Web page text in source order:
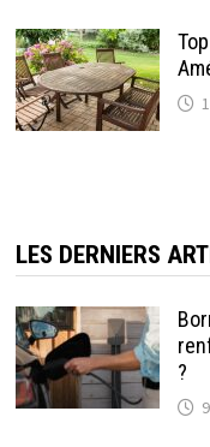
LES DERNIERS
?